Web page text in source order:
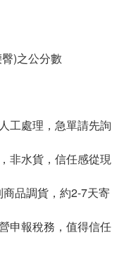
)之公分數
工處理，急單請先詢
非水貨，信任感從現
品調貨，約2-7天寄
申報稅務，值得信任